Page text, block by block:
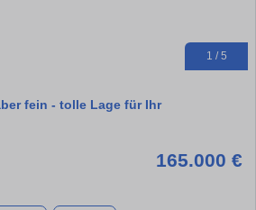
1 / 5
fein - tolle Lage für Ihr
165.000 €